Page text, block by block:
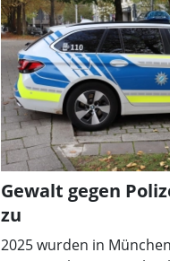
Gewalt gegen
zu
2025 wurden in